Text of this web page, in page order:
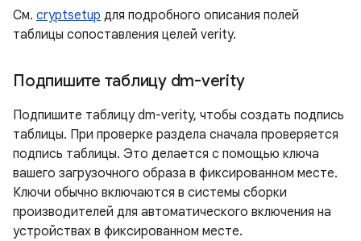
См. cryptsetup для подробного описания полей
таблицы сопоставления целей verity.
Подпишите таблицу dm-verity
Подпишите таблицу dm-verity, чтобы создать подпись
таблицы. При проверке раздела сначала проверяется
подпись таблицы. Это делается с помощью ключа
вашего загрузочного образа в фиксированном месте.
Ключи обычно включаются в системы сборки
производителей для автоматического включения на
устройствах в фиксированном месте.